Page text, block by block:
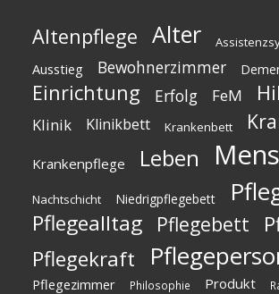
Altenpflege Alter
Ausstieg Bewohnerzimmer
Einrichtung Erfolg FeM
Klinik Klinikbett Krankenbett
Krankenpflege Leben
Nachtschicht Niedrigpflegebett
Pflegealltag Pflegebett
Pflegekraft
Pflegezimmer Philosophie Produkt